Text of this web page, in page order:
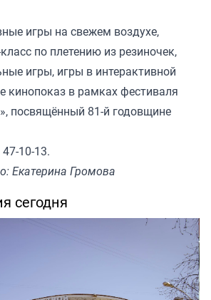
игры на свежем воздухе,
по плетению из резиночек,
игры, игры в интерактивной
кинопоказ в рамках фестиваля
посвящённый 81-й годовщине
10-13.
Екатерина Громова
сегодня